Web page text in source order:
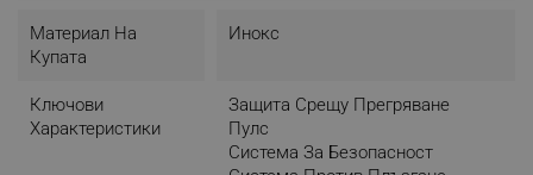
Създаден, за да отговори и на най-
Lineвпечатлява с визия, но той, както всеки един
съвременен робот, е създаден, за да улеснява и
помага. Със своята изключителна функционалност и
Материал На
Купата
Инокс
Ключови
Характеристики
Защита Срещу Прегряване
Пулс
Система За Безопасност